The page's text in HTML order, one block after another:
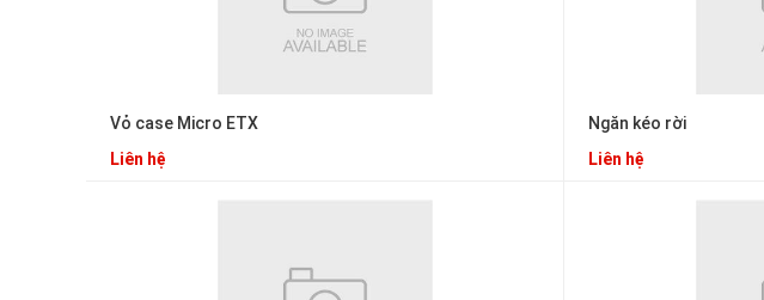
Vỏ case Micro ETX
Liên hệ
Ngăn kéo rời
Liên hệ